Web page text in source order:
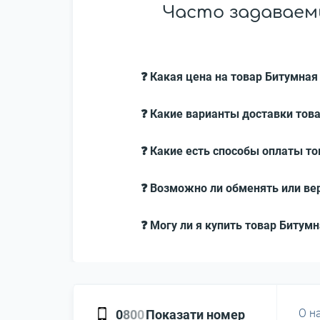
Часто
❓ Какая цена на товар
❓ Какие варианты доставки
❓ Какие есть способы оплаты
❓ Возможно ли обменять или
❓ Могу ли я купить товар
0800Показати номер О